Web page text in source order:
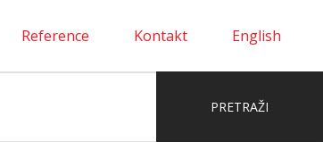
Reference Kontakt English